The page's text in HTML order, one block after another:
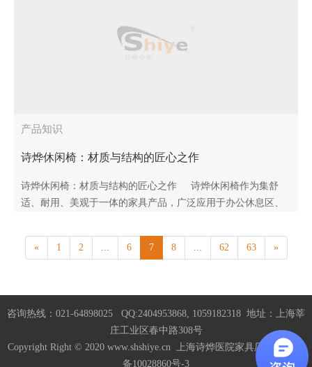
产品知识
诗烨休闲椅：材质与结构的匠心之作
诗烨休闲椅：材质与结构的匠心之作 诗烨休闲椅作为集舒
适、耐用、美观于一体的家具产品，广泛应用于办公休息区、
质..
«
1 2 ... 6 7 8 ... 62 63 »
咨询热线：021-64898025 QQ:2404953868, 1059182318 地址：上海莘
庄工业区春中路308号
Copyright Right © 2020 www.shshiye.cn 上海诗烨医院家具厂家沪ICP
备10028860号-3